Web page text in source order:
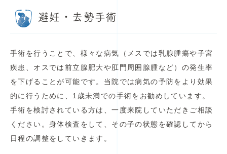
避妊・去勢手術
手術を行うことで、様々な病気（メスでは乳腺腫瘍や子宮
疾患、オスでは前立腺肥大や肛門周囲腺腫など）の発生率
を下げることが可能です。当院では病気の予防をより効果
的に行うために、1歳未満での手術をお勧めしています。
手術を検討されている方は、一度来院していただきご相談
ください。身体検査をして、その子の状態を確認してから
日程の調整をしていきます。